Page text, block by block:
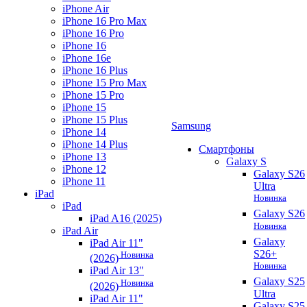
iPhone Air
iPhone 16 Pro Max
iPhone 16 Pro
iPhone 16
iPhone 16e
iPhone 16 Plus
iPhone 15 Pro Max
iPhone 15 Pro
iPhone 15
iPhone 15 Plus
iPhone 14
iPhone 14 Plus
iPhone 13
iPhone 12
iPhone 11
iPad
iPad
iPad A16 (2025)
iPad Air
iPad Air 11"
(2026) Новинка
iPad Air 13"
(2026) Новинка
iPad Air 11"
Samsung
Смартфоны
Galaxy S
Galaxy S26
Ultra
Новинка
Galaxy S26
Новинка
Galaxy
S26+
Новинка
Galaxy S25
Ultra